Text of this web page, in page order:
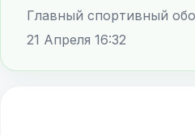
Главный спортивный
21 Апреля 16:32